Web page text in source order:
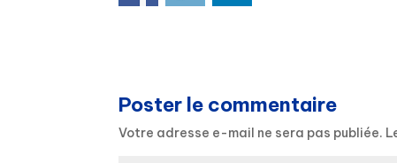
Poster le commentaire
Votre adresse e-mail ne sera pas publiée.